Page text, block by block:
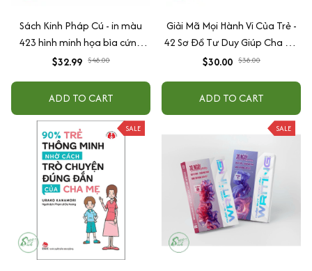
Sách Kinh Pháp Cú - in màu
423 hình minh họa bìa cứng
cao cấp + tặng kèm vòng tay
$32.99 $48.00
ADD TO CART
Giải Mã Mọi Hành Vi Của Trẻ -
42 Sơ Đồ Tư Duy Giúp Cha Mẹ
Thấu Hiểu Tâm Lý Và Hành Vi
$30.00 $38.00
ADD TO CART
SALE SALE